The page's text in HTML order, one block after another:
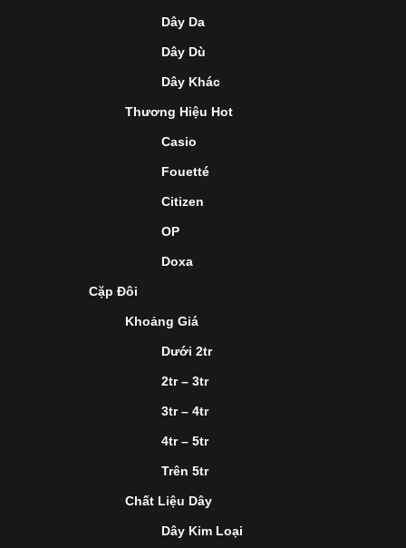
Dây Da
Dây Dù
Dây Khác
Thương Hiệu Hot
Casio
Fouetté
Citizen
OP
Doxa
Cặp Đôi
Khoảng Giá
Dưới 2tr
2tr – 3tr
3tr – 4tr
4tr – 5tr
Trên 5tr
Chất Liệu Dây
Dây Kim Loại